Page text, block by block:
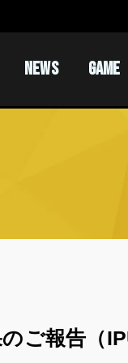
NEWS GAME
ご報告（